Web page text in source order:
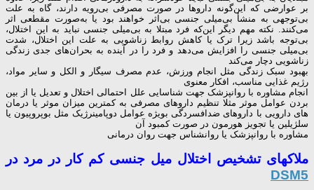
بر عوارضی که این‌گونه داروها در صورت مصرفی بی‌رویه دارند، گاه به علت
بی‌توجهی به منشأ بی‌میلی جنسی بی‌اثر خواهند بود یا به‌صورت مقطعی اثر
می‌کنند. نکته مهم دیگر این‌که فرد مبتلا به بی‌میلی جنسی نباید به این اختلال،
بی‌توجه باشد زیرا ترک یا کاهش روابط زناشویی به علت این اختلال، شدت
بی‌میلی جنسی را افزایش می‌دهد و فرد را در آینده به بحران‌های جدی زندگی
زناشویی دچار می‌کند
بهبود سبک زندگی مثل انجام ورزش، عدم مصرف سیگار و الکل و سایر مواد،
رژیم غذایی مناسب، افکار معنوی
انجام مشاوره با روانپزشک جهت شناسایی علل احتمالی اختلال و تعدیل یا از بین
بردن عوامل موثر مثلا تنظیم داروهای مصرفی به کمترین میزان موثر یا درمان
های دارویی با داروهای ضدافسردگی بویژه عوامل دوپامینرژیک مثل بوپروپیون یا
سلژیلین یا تجویز هورمون در صورت کمبود آن
مشاوره با روانپزشک یا روانشناس جهت روان درمانی
ملاکهای تشخیص اختلال میل جنسی کم کار در مرد در
DSM5